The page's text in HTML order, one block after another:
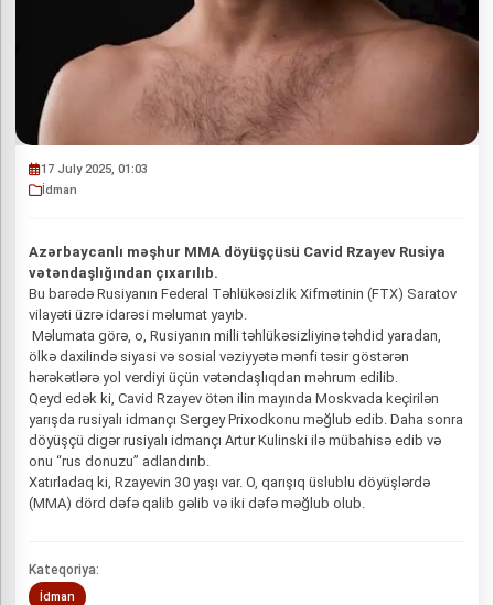
17 July 2025, 01:03
İdman
Azərbaycanlı məşhur MMA döyüşçüsü Cavid Rzayev Rusiya
vətəndaşlığından çıxarılıb.
Bu barədə Rusiyanın Federal Təhlükəsizlik Xifmətinin (FTX) Saratov
vilayəti üzrə idarəsi məlumat yayıb.
Məlumata görə, o, Rusiyanın milli təhlükəsizliyinə təhdid yaradan,
ölkə daxilində siyasi və sosial vəziyyətə mənfi təsir göstərən
hərəkətlərə yol verdiyi üçün vətəndaşlıqdan məhrum edilib.
Qeyd edək ki, Cavid Rzayev ötən ilin mayında Moskvada keçirilən
yarışda rusiyalı idmançı Sergey Prixodkonu məğlub edib. Daha sonra
döyüşçü digər rusiyalı idmançı Artur Kulinski ilə mübahisə edib və
onu “rus donuzu” adlandırıb.
Xatırladaq ki, Rzayevin 30 yaşı var. O, qarışıq üslublu döyüşlərdə
(MMA) dörd dəfə qalib gəlib və iki dəfə məğlub olub.
Kateqoriya:
İdman